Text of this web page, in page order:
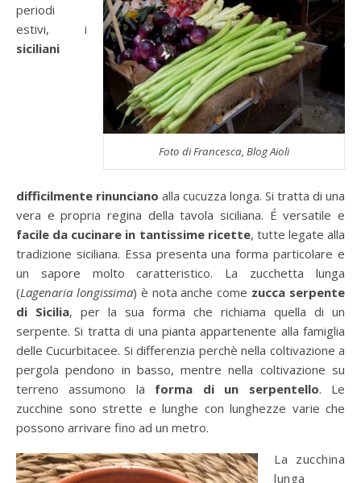
Foto di Francesca, Blog Aioli
periodi
estivi, i
siciliani
difficilmente rinunciano alla cucuzza longa. Si tratta di una
vera e propria regina della tavola siciliana. É versatile e
facile da cucinare in tantissime ricette, tutte legate alla
tradizione siciliana. Essa presenta una forma particolare e
un sapore molto caratteristico. La zucchetta lunga
(Lagenaria longissima) è nota anche come zucca serpente
di Sicilia, per la sua forma che richiama quella di un
serpente. Si tratta di una pianta appartenente alla famiglia
delle Cucurbitacee. Si differenzia perchè nella coltivazione a
pergola pendono in basso, mentre nella coltivazione su
terreno assumono la forma di un serpentello. Le
zucchine sono strette e lunghe con lunghezze varie che
possono arrivare fino ad un metro.
La zucchina
lunga